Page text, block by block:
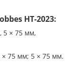
HT-2023:
5 × 75 мм,
75 мм; 5 × 75 мм.